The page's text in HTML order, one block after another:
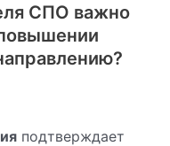
СПО важно
подтверждает